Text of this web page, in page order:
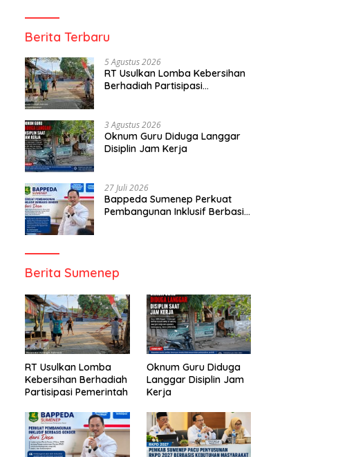
Berita Terbaru
5 Agustus 2026
RT Usulkan Lomba Kebersihan
Berhadiah Partisipasi
3 Agustus 2026
Oknum Guru Diduga Langgar
Disiplin Jam Kerja
27 Juli 2026
Bappeda Sumenep Perkuat
Pembangunan Inklusif Berbasis
Berita Sumenep
RT Usulkan Lomba
Kebersihan Berhadiah
Partisipasi Pemerintah
Oknum Guru Diduga
Langgar Disiplin Jam
Kerja